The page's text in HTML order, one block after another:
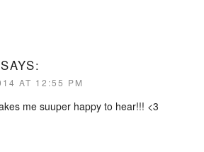
SAYS:
AT 12:55 PM
me suuper happy to hear!!! <3